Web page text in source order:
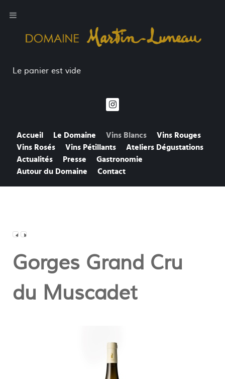
Le panier est vide
Accueil Le Domaine Vins Blancs
Vins Rouges
Vins Rosés
Vins Pétillants
Ateliers Dégustations
Actualités
Presse
Gastronomie
Autour du Domaine
Contact
Gorges Grand Cru
du Muscadet